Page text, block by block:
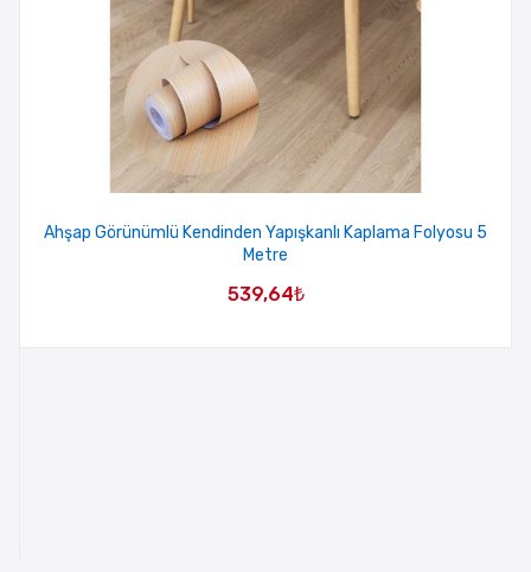
Ahşap Görünümlü Kendinden Yapışkanlı Kaplama Folyosu 5
Metre
539,64₺